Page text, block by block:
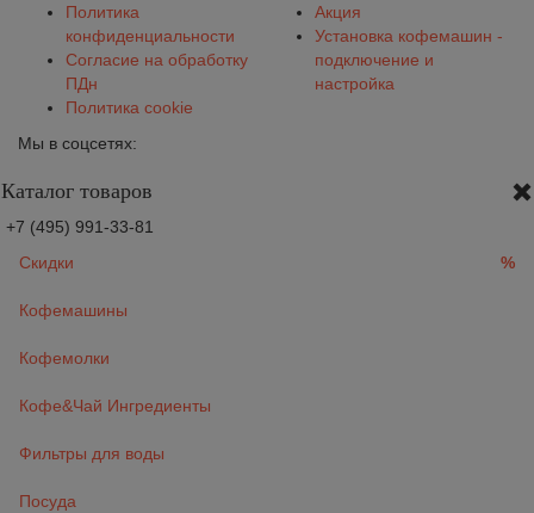
Политика
конфиденциальности
Согласие на обработку
ПДн
Политика cookie
Акция
Установка кофемашин -
подключение и
настройка
Мы в соцсетях:
Каталог товаров
+7 (495) 991-33-81
Скидки
%
Кофемашины
Кофемолки
Кофе&Чай Ингредиенты
Фильтры для воды
Посуда